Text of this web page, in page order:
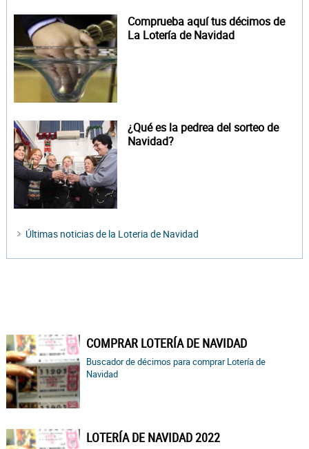
Comprueba aquí tus décimos de
La Lotería de Navidad
¿Qué es la pedrea del sorteo de
Navidad?
Últimas noticias de la Loteria de Navidad
COMPRAR LOTERÍA DE NAVIDAD
Buscador de décimos para comprar Lotería de
Navidad
LOTERÍA DE NAVIDAD 2022